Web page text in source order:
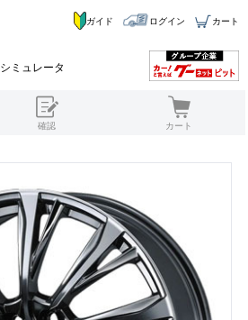
シミュレータ
ガイド ログイン カート
確認 カート